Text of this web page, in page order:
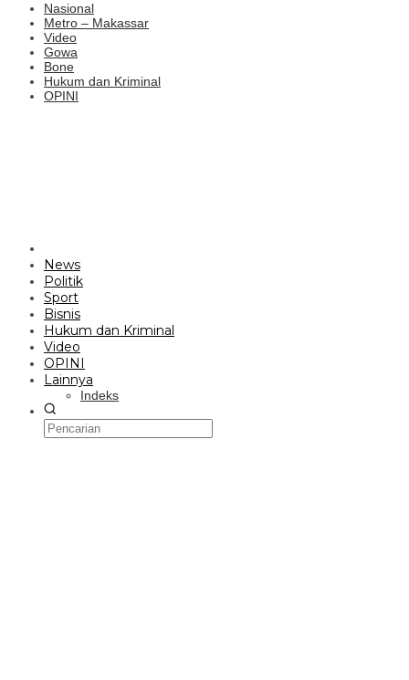
Nasional
Metro – Makassar
Video
Gowa
Bone
Hukum dan Kriminal
OPINI
News
Politik
Sport
Bisnis
Hukum dan Kriminal
Video
OPINI
Lainnya
Indeks